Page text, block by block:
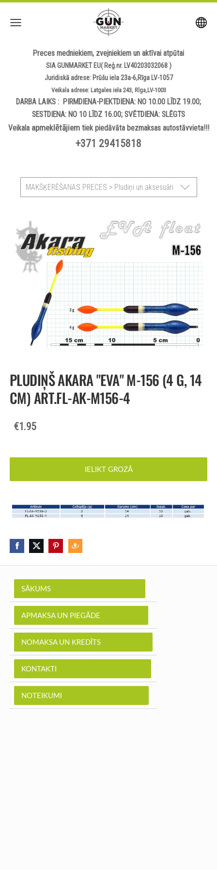
Preces medniekiem, zvejniekiem un aktīvai atpūtai
SIA GUNMARKET EU( Reģ.nr. LV40203032068 )
Juridiskā adrese: Prūšu iela 23a-6,Rīga LV-1057
Veikala adrese: Latgales iela 243, Rīga,LV-1003
DARBA LAIKS : PIRMDIENA-PIEKTDIENA: NO 10.00 LĪDZ 19.00;
SESTDIENA: NO 10 LĪDZ 16.00; SVĒTDIENA: SLĒGTS
Veikala apmeklētājiemtiek piedāvāta bezmaksas autostāvvieta!!!
+371 29415818
MAKŠĶERĒŠANAS PRECES > Pludiņi un aksesuāri
SĀKUMS
APMAKSA UN PIEGĀDE
NOMAKSA UN KREDĪTS
KONTAKTI
NOTEIKUMI
PLUDIŅŠ AKARA "EVA" M-156 (4 G, 14
CM) ART.FL-AK-M156-4
€1.95
IELIKT GROZĀ